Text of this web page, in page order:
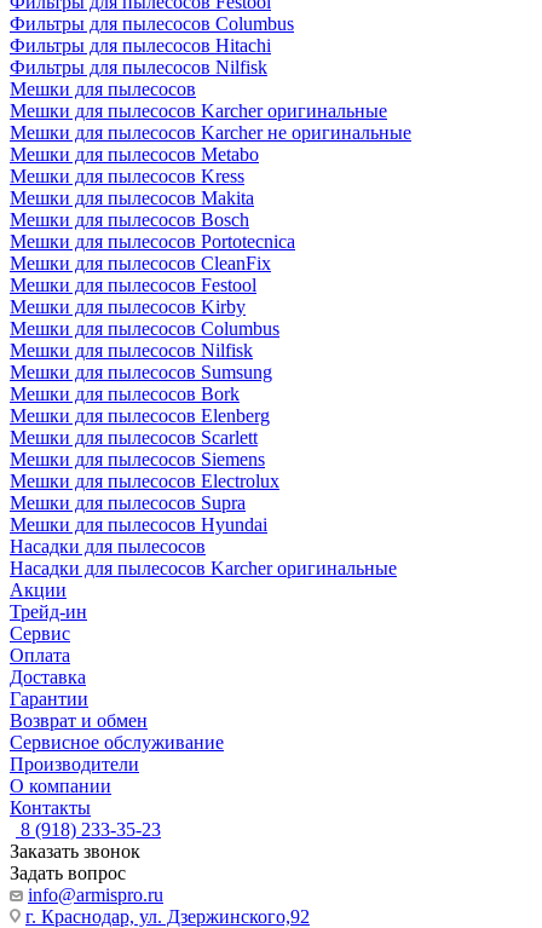
Фильтры для пылесосов Columbus
Фильтры для пылесосов Hitachi
Фильтры для пылесосов Nilfisk
Мешки для пылесосов
Мешки для пылесосов Karcher оригинальные
Мешки для пылесосов Karcher не оригинальные
Мешки для пылесосов Metabo
Мешки для пылесосов Kress
Мешки для пылесосов Makita
Мешки для пылесосов Bosch
Мешки для пылесосов Portotecnica
Мешки для пылесосов CleanFix
Мешки для пылесосов Festool
Мешки для пылесосов Kirby
Мешки для пылесосов Columbus
Мешки для пылесосов Nilfisk
Мешки для пылесосов Sumsung
Мешки для пылесосов Bork
Мешки для пылесосов Elenberg
Мешки для пылесосов Scarlett
Мешки для пылесосов Siemens
Мешки для пылесосов Electrolux
Мешки для пылесосов Supra
Мешки для пылесосов Hyundai
Насадки для пылесосов
Насадки для пылесосов Karcher оригинальные
Акции
Трейд-ин
Сервис
Оплата
Доставка
Гарантии
Возврат и обмен
Сервисное обслуживание
Производители
О компании
Контакты
8 (918) 233-35-23
Заказать звонок
Задать вопрос
info@armispro.ru
г. Краснодар, ул. Дзержинского,92